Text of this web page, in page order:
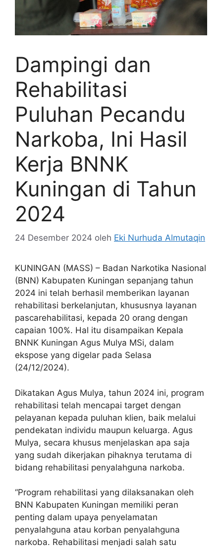
Dampingi dan
Rehabilitasi
Puluhan Pecandu
Narkoba, Ini Hasil
Kerja BNNK
Kuningan di Tahun
2024
24 Desember 2024 oleh Eki Nurhuda Almutaqin
KUNINGAN (MASS) – Badan Narkotika Nasional
(BNN) Kabupaten Kuningan sepanjang tahun
2024 ini telah berhasil memberikan layanan
rehabilitasi berkelanjutan, khususnya layanan
pascarehabilitasi, kepada 20 orang dengan
capaian 100%. Hal itu disampaikan Kepala
BNNK Kuningan Agus Mulya MSi, dalam
ekspose yang digelar pada Selasa
(24/12/2024).
Dikatakan Agus Mulya, tahun 2024 ini, program
rehabilitasi telah mencapai target dengan
pelayanan kepada puluhan klien, baik melalui
pendekatan individu maupun keluarga. Agus
Mulya, secara khusus menjelaskan apa saja
yang sudah dikerjakan pihaknya terutama di
bidang rehabilitasi penyalahguna narkoba.
“Program rehabilitasi yang dilaksanakan oleh
BNN Kabupaten Kuningan memiliki peran
penting dalam upaya penyelamatan
penyalahguna atau korban penyalahguna
narkoba. Rehabilitasi menjadi salah satu